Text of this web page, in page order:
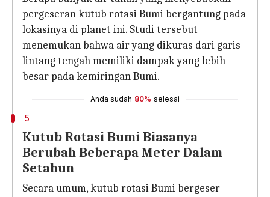
pergeseran kutub rotasi Bumi bergantung pada
lokasinya di planet ini. Studi tersebut
menemukan bahwa air yang dikuras dari garis
lintang tengah memiliki dampak yang lebih
besar pada kemiringan Bumi.
Anda sudah 80% selesai
5
Kutub Rotasi Bumi Biasanya
Berubah Beberapa Meter Dalam
Setahun
Secara umum, kutub rotasi Bumi bergeser